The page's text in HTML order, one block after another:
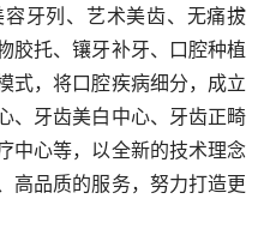
牙列、艺术美齿、无痛拔
胶托、镶牙补牙、口腔种植
式，将口腔疾病细分，成立
、牙齿美白中心、牙齿正畸
中心等，以全新的技术理念
高品质的服务，努力打造更